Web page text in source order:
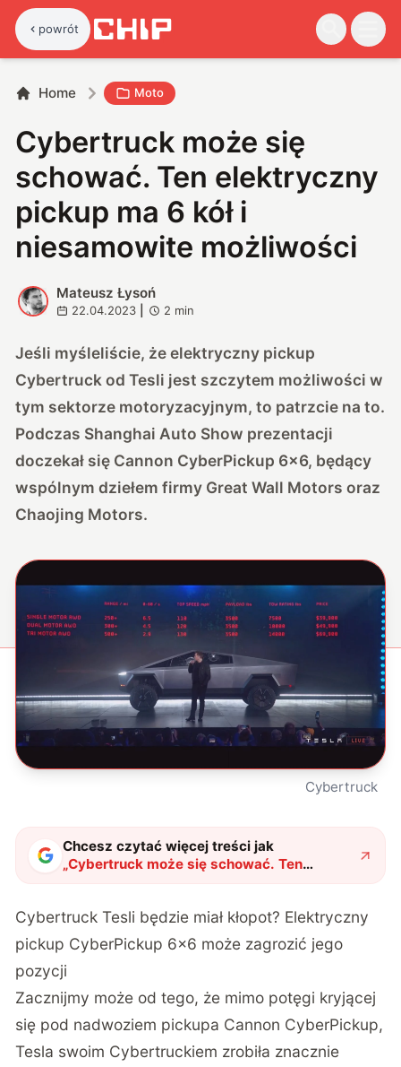
powrót
Home Moto
Cybertruck może się
schować. Ten elektryczny
pickup ma 6 kół i
niesamowite możliwości
M
Mateusz Łysoń
22.04.2023 2 min
Jeśli myśleliście, że elektryczny pickup
Cybertruck od Tesli jest szczytem możliwości w
tym sektorze motoryzacyjnym, to patrzcie na to.
Podczas Shanghai Auto Show prezentacji
doczekał się Cannon CyberPickup 6×6, będący
wspólnym dziełem firmy Great Wall Motors oraz
Chaojing Motors.
Cybertruck
Chcesz czytać więcej treści jak
„Cybertruck może się schować. Ten
elektryczny pickup ma 6 kół i niesamowite
Cybertruck Tesli będzie miał kłopot? Elektryczny
pickup CyberPickup 6×6 może zagrozić jego
pozycji
Zacznijmy może od tego, że mimo potęgi kryjącej
się pod nadwoziem pickupa Cannon CyberPickup,
Tesla swoim Cybertruckiem zrobiła znacznie